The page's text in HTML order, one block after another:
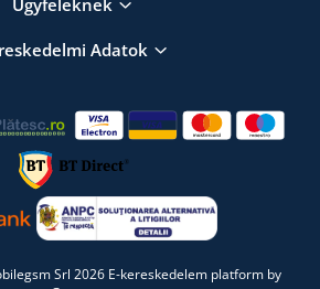
Adatok
Srl 2026 E-kereskedelem platform by